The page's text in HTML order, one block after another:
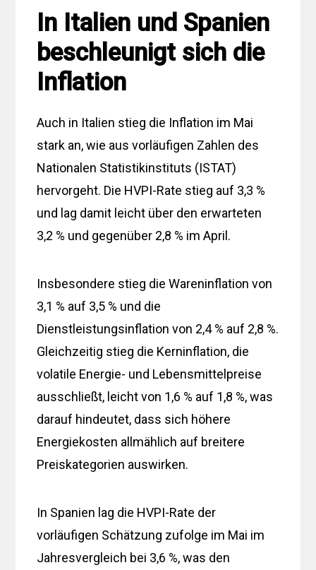
In Italien und Spanien
beschleunigt sich die
Inflation
Auch in Italien stieg die Inflation im Mai
stark an, wie aus vorläufigen Zahlen des
Nationalen Statistikinstituts (ISTAT)
hervorgeht. Die HVPI-Rate stieg auf 3,3 %
und lag damit leicht über den erwarteten
3,2 % und gegenüber 2,8 % im April.
Insbesondere stieg die Wareninflation von
3,1 % auf 3,5 % und die
Dienstleistungsinflation von 2,4 % auf 2,8 %.
Gleichzeitig stieg die Kerninflation, die
volatile Energie- und Lebensmittelpreise
ausschließt, leicht von 1,6 % auf 1,8 %, was
darauf hindeutet, dass sich höhere
Energiekosten allmählich auf breitere
Preiskategorien auswirken.
In Spanien lag die HVPI-Rate der
vorläufigen Schätzung zufolge im Mai im
Jahresvergleich bei 3,6 %, was den